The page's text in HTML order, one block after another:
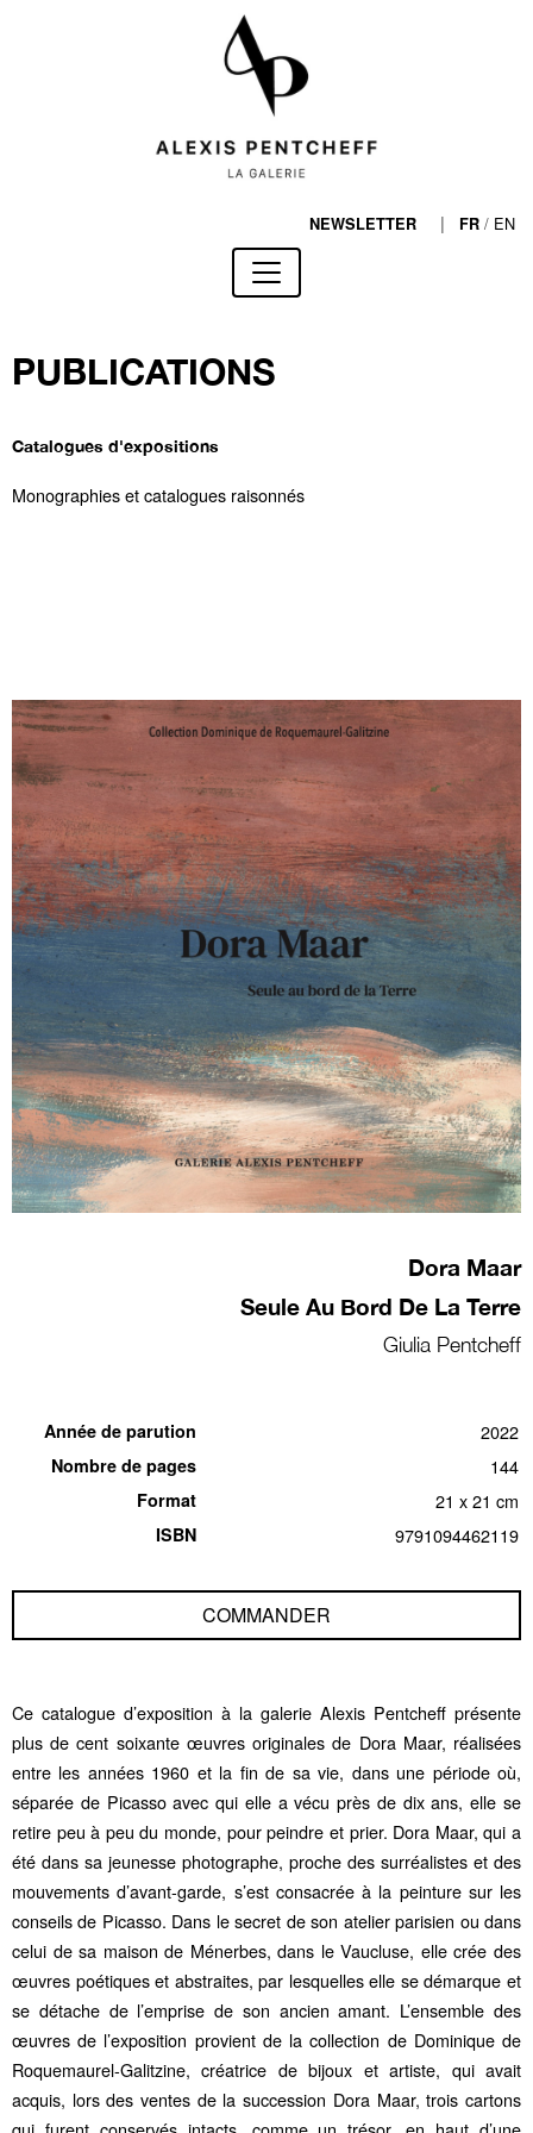
NEWSLETTER | FR / EN
PUBLICATIONS
Catalogues d'expositions
Monographies et catalogues raisonnés
Dora Maar
Seule Au Bord De La Terre
Giulia Pentcheff
Année de parution 2022
Nombre de pages 144
Format 21 x 21 cm
ISBN 9791094462119
COMMANDER
Ce catalogue d’exposition à la galerie Alexis Pentcheff présente
plus de cent soixante œuvres originales de Dora Maar, réalisées
entre les années 1960 et la fin de sa vie, dans une période où,
séparée de Picasso avec qui elle a vécu près de dix ans, elle se
retire peu à peu du monde, pour peindre et prier. Dora Maar, qui a
été dans sa jeunesse photographe, proche des surréalistes et des
mouvements d’avant-garde, s’est consacrée à la peinture sur les
conseils de Picasso. Dans le secret de son atelier parisien ou dans
celui de sa maison de Ménerbes, dans le Vaucluse, elle crée des
œuvres poétiques et abstraites, par lesquelles elle se démarque et
se détache de l’emprise de son ancien amant. L’ensemble des
œuvres de l’exposition provient de la collection de Dominique de
Roquemaurel-Galitzine, créatrice de bijoux et artiste, qui avait
acquis, lors des ventes de la succession Dora Maar, trois cartons